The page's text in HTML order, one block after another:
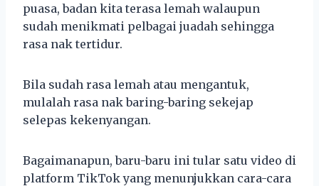
puasa, badan kita terasa lemah walaupun
sudah menikmati pelbagai juadah sehingga
rasa nak tertidur.
Bila sudah rasa lemah atau mengantuk,
mulalah rasa nak baring-baring sekejap
selepas kekenyangan.
Bagaimanapun, baru-baru ini tular satu video di
platform TikTok yang menunjukkan cara-cara